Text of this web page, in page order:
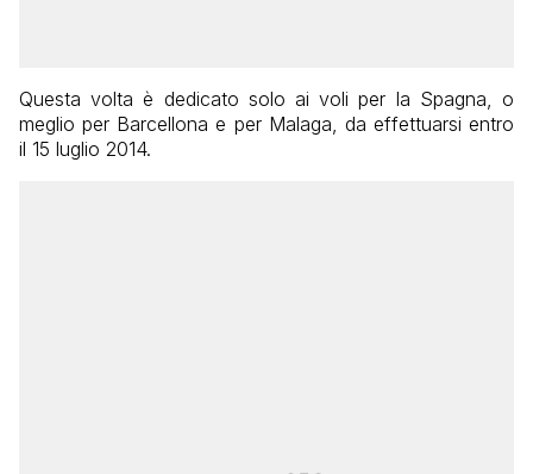
Questa volta è dedicato solo ai voli per la Spagna, o
meglio per Barcellona e per Malaga, da effettuarsi entro
il 15 luglio 2014.